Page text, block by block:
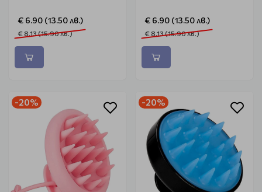
€ 6.90 (13.50 лв.)
€ 8.13 (15.90 лв.)
€ 6.90 (13.50 лв.)
€ 8.13 (15.90 лв.)
-20% -20%